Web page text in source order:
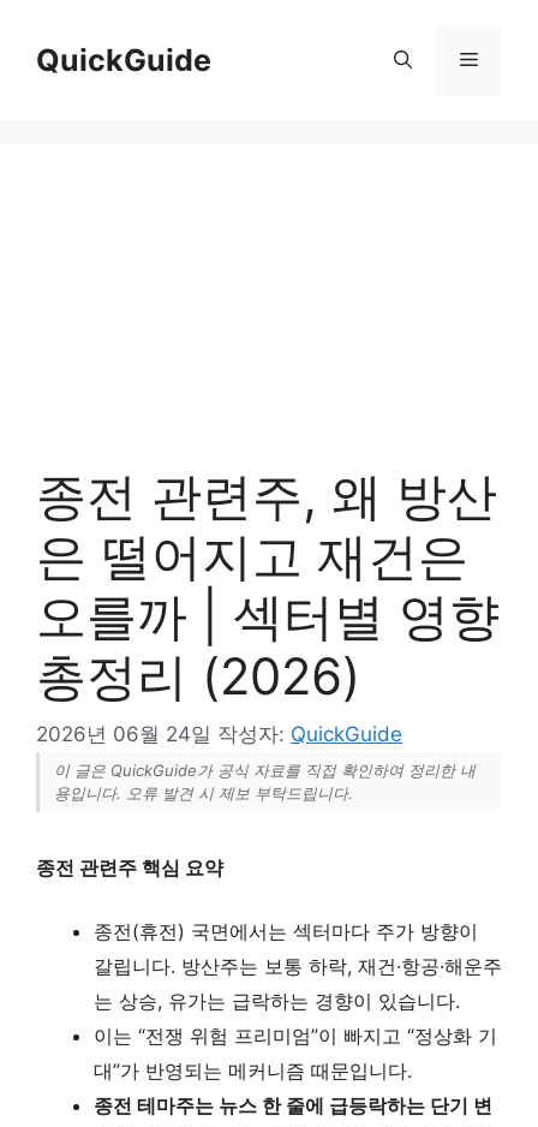
QuickGuide 메
종전 관련주, 왜 방산
은 떨어지고 재건은
오를까 | 섹터별 영향
총정리 (2026)
2026년 06월 24일 작성자: QuickGuide
이 글은 QuickGuide가 공식 자료를 직접 확인하여 정리한 내
용입니다. 오류 발견 시 제보 부탁드립니다.
종전 관련주 핵심 요약
종전(휴전) 국면에서는 섹터마다 주가 방향이
갈립니다. 방산주는 보통 하락, 재건·항공·해운주
는 상승, 유가는 급락하는 경향이 있습니다.
이는 “전쟁 위험 프리미엄”이 빠지고 “정상화 기
대”가 반영되는 메커니즘 때문입니다.
종전 테마주는 뉴스 한 줄에 급등락하는 단기 변